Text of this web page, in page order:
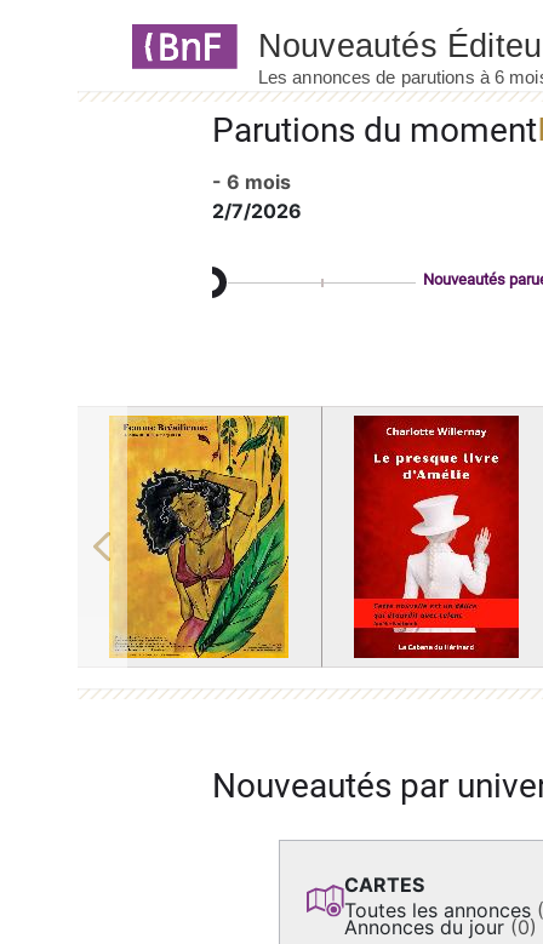
Parutions du moment
- 6 mois
2/7/2026
Nouveautés
Previous
Nouveautés par
CARTES
Toutes les annonces
Annonces du jour (0)